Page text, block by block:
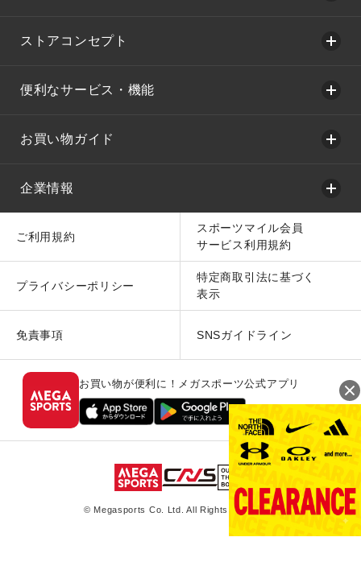
ストアコンセプト
便利なサービス・機能
お買い物ガイド
企業情報
ご利用規約
スポーツマイル会員
サービス利用規約
プライバシーポリシー
特定商取引法に基づく
表示
免責事項 SNSガイドライン
お買い物が便利に！メガスポーツ公式アプリ
© Megasports Co. Ltd. All Rights Reserved.